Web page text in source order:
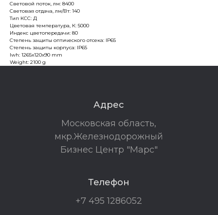
Световой поток, лм: 8400
Световая отдача, лм/Вт: 140
Тип КСС: Д
Цветовая температура, К: 5000
Индекс цветопередачи: 80
Степень защиты оптического отсека: IP65
Степень защиты корпуса: IP65
lwh: 1265x120x90 mm
Weight: 2100 g
Адрес
Московская область,
мкр.Железнодорожный
Бизнес Центр "Марс"
Телефон
+7 495 1286052